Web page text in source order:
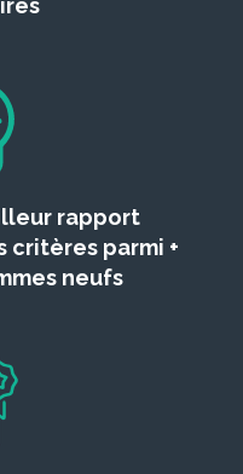
rapport
parmi +
neufs